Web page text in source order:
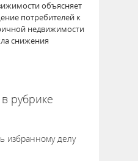
объясняет
потребителей к
недвижимости
снижения
рубрике
избранному делу